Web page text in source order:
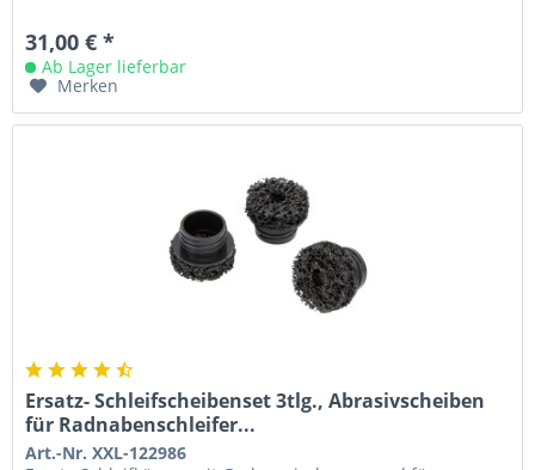
31,00 € *
Ab Lager lieferbar
Merken
Ersatz- Schleifscheibenset 3tlg., Abrasivscheiben
für Radnabenschleifer...
Art.-Nr. XXL-122986